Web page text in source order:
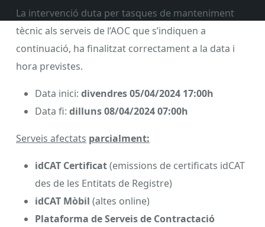
La intervenció duta per tasques de manteniment
tècnic als serveis de l’AOC que s’indiquen a
continuació, ha finalitzat correctament a la data i
hora previstes.
Data inici: divendres05/04/2024 17:00h
Data fi: dilluns 08/04/2024 07:00h
Serveis afectats parcialment:
idCAT Certificat(emissions de certificats idCAT
des de les Entitats de Registre)
idCAT Mòbil (altes online)
Plataforma de Serveis de Contractació